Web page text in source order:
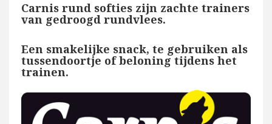
Carnis rund softies zijn zachte trainers
van gedroogd rundvlees.
Een smakelijke snack, te gebruiken als
tussendoortje of beloning tijdens het
trainen.